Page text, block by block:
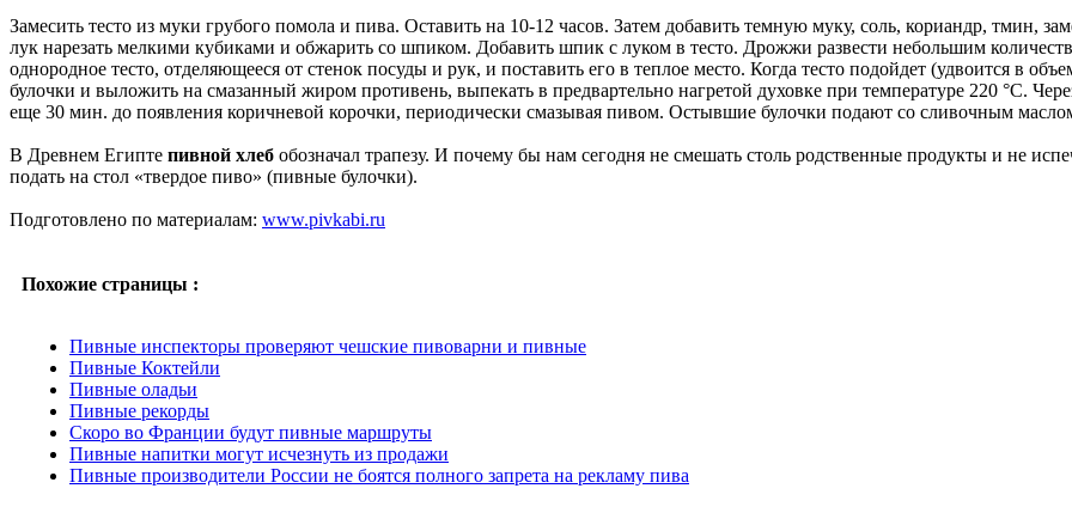
Замесить тесто из муки грубого помола и пива. Оставить на 10-12 часов. Затем добавить темную муку, соль, кориандр, тмин,
лук нарезать мелкими кубиками и обжарить со шпиком. Добавить шпик с луком в тесто. Дрожжи развести небольшим
однородное тесто, отделяющееся от стенок посуды и рук, и поставить его в теплое место. Когда тесто подойдет (удвоится в
булочки и выложить на смазанный жиром противень, выпекать в предвартельно нагретой духовке при температуре 220 °С.
еще 30 мин. до появления коричневой корочки, периодически смазывая пивом. Остывшие булочки подают со сливочным
В Древнем Египте пивной хлеб обозначал трапезу. И почему бы нам сегодня не смешать столь родственные продукты и не
подать на стол «твердое пиво» (пивные булочки).
Подготовлено по материалам: www.pivkabi.ru
Похожие страницы :
Пивные инспекторы проверяют чешские пивоварни и пивные
Пивные Коктейли
Пивные оладьи
Пивные рекорды
Скоро во Франции будут пивные маршруты
Пивные напитки могут исчезнуть из продажи
Пивные производители России не боятся полного запрета на рекламу пива